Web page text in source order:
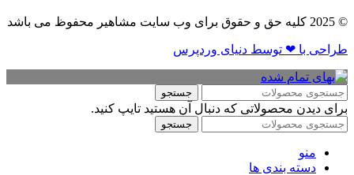
© 2025 کلیه حق و حقوق برای وب سایت مشاهیر محفوظ می باشد
طراحی با ❤ توسط​ دنیای وردپرس
جستجو
برای دیدن محصولاتی که دنبال آن هستید تایپ کنید.
جستجو
منو
دسته بندی ها